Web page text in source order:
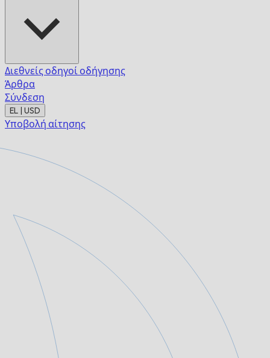
Διεθνείς οδηγοί οδήγησης
Άρθρα
Σύνδεση
EL | USD
Υποβολή αίτησης